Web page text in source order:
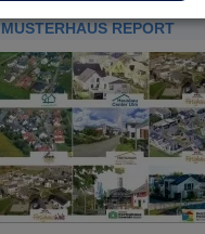
MUSTERHAUS REPORT